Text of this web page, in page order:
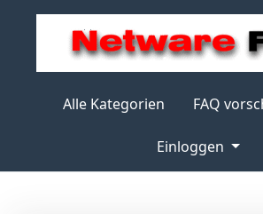
Alle Kategorien FAQ
Einloggen